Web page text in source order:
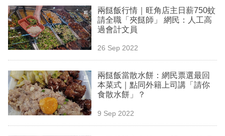
商
業
科
技
職
場
生
兩餸飯行情｜旺角店主日薪750蚊
請全職「夾餸師」 網民：人工高
過會計文員
26 Sep 2022
兩餸飯當散水餅：網民票選最回
本菜式｜點同外籍上司講「請你
食散水餅」？
9 Sep 2022